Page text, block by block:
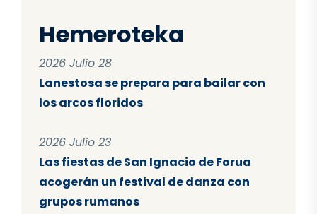
Hemeroteka
2026 Julio 28
Lanestosa se prepara para bailar con
los arcos floridos
2026 Julio 23
Las fiestas de San Ignacio de Forua
acogerán un festival de danza con
grupos rumanos